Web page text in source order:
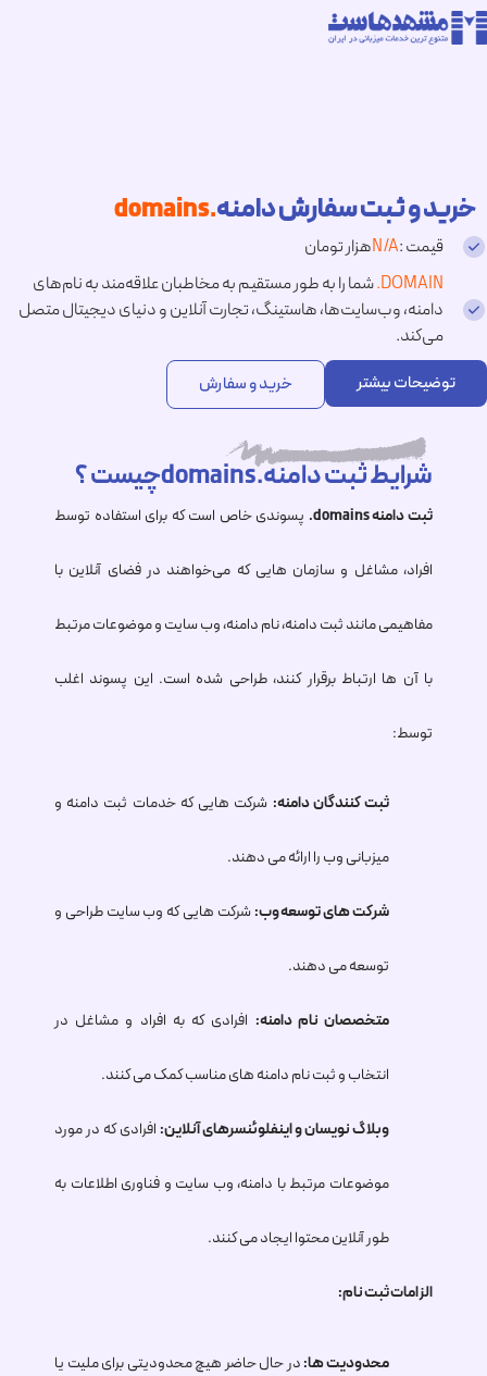
خرید و ثبت سفارش دامنه.domains
قیمت :N/Aهزار تومان
.DOMAINشما را به طور مستقیم به مخاطبان علاقه‌مند به نام‌های
دامنه، وب‌سایت‌ها، هاستینگ، تجارت آنلاین و دنیای دیجیتال متصل
می‌کند.
توضیحات بیشتر خرید و سفارش
شرایط ثبت دامنه.domainsچیست ؟
ثبت دامنه.domains پسوندی خاص است که برای استفاده توسط
افراد، مشاغل و سازمان هایی که می‌خواهند در فضای آنلاین با
مفاهیمی مانند ثبت دامنه، نام دامنه، وب سایت و موضوعات مرتبط
با آن ها ارتباط برقرار کنند، طراحی شده است. این پسوند اغلب
توسط:
ثبت کنندگان دامنه: شرکت هایی که خدمات ثبت دامنه و
میزبانی وب را ارائه می دهند.
شرکت های توسعه وب: شرکت هایی که وب سایت طراحی و
توسعه می دهند.
متخصصان نام دامنه: افرادی که به افراد و مشاغل در
انتخاب و ثبت نام دامنه های مناسب کمک می کنند.
وبلاگ نویسان و اینفلوئنسرهای آنلاین: افرادی که در مورد
موضوعات مرتبط با دامنه، وب سایت و فناوری اطلاعات به
طور آنلاین محتوا ایجاد می کنند.
الزامات ثبت نام:
محدودیت ها:در حال حاضر هیچ محدودیتی برای ملیت یا